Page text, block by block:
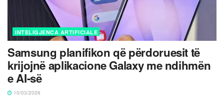
INTELIGJENCA ARTIFICIALE
Samsung planifikon që përdoruesit të
krijojnë aplikacione Galaxy me ndihmën
e AI-së
10/03/2026